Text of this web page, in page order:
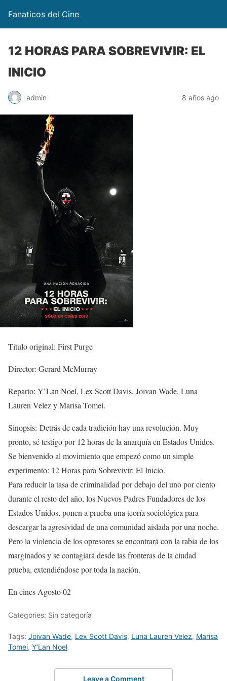
Fanaticos del Cine
12 HORAS PARA SOBREVIVIR: EL
INICIO
admin 8 años ago
Título original: First Purge
Director: Gerard McMurray
Reparto: Y’Lan Noel, Lex Scott Davis, Joivan Wade, Luna
Lauren Velez y Marisa Tomei.
Sinopsis: Detrás de cada tradición hay una revolución. Muy
pronto, sé testigo por 12 horas de la anarquía en Estados Unidos.
Se bienvenido al movimiento que empezó como un simple
experimento: 12 Horas para Sobrevivir: El Inicio.
Para reducir la tasa de criminalidad por debajo del uno por ciento
durante el resto del año, los Nuevos Padres Fundadores de los
Estados Unidos, ponen a prueba una teoría sociológica para
descargar la agresividad de una comunidad aislada por una noche.
Pero la violencia de los opresores se encontrará con la rabia de los
marginados y se contagiará desde las fronteras de la ciudad
prueba, extendiéndose por toda la nación.
En cines Agosto 02
Categories: Sin categoría
Tags: Joivan Wade, Lex Scott Davis, Luna Lauren Velez, Marisa
Tomei, Y’Lan Noel
Leave a Comment